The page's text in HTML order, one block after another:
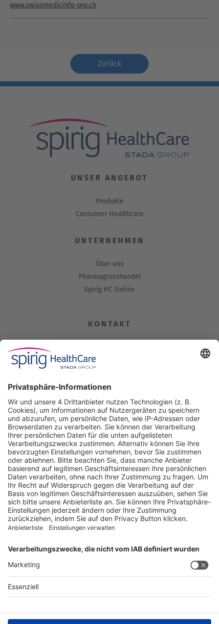
www.swissmedicinfo-pro.ch
Zurück
UNSER ANGEBOT
Produkte
Consumer Healthcare
UNTERNEHMEN
Über uns
Pharmagrosshandel
Spirig HC Online
KONTAKT
Industriestrasse 30
CH-4622 Egerkingen
Tel. +41 62 388 85 00
info@spirig-healthcare.ch
Pharmakovigilanz
Für Meldungen von unerwünschten Arzneimittelwirkungen zu
einem Medikament von Spirig HealthCare AG
Tel. +41 62 388 85 88
pharmacovigilance@spirig-healthcare.ch
FOLGEN SIE UNS
AGB